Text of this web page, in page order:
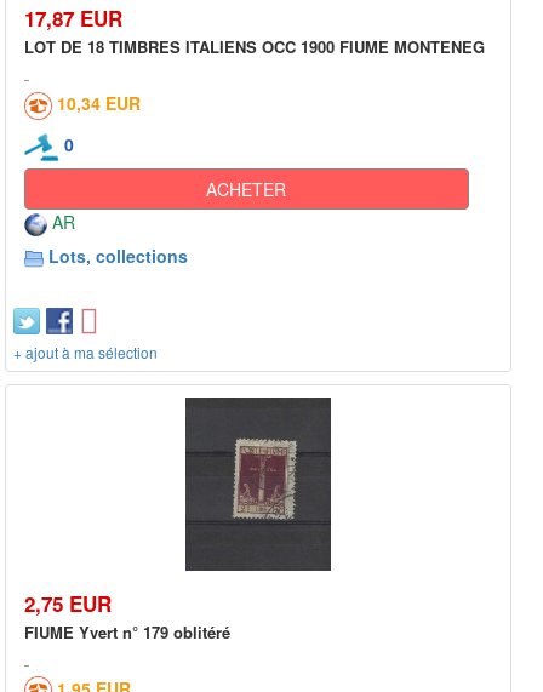
17,87 EUR
LOT DE 18 TIMBRES ITALIENS OCC 1900 FIUME MONTENEG
10,34 EUR
0
ACHETER
AR
Lots, collections
+ ajout à ma sélection
2,75 EUR
FIUME Yvert n° 179 oblitéré